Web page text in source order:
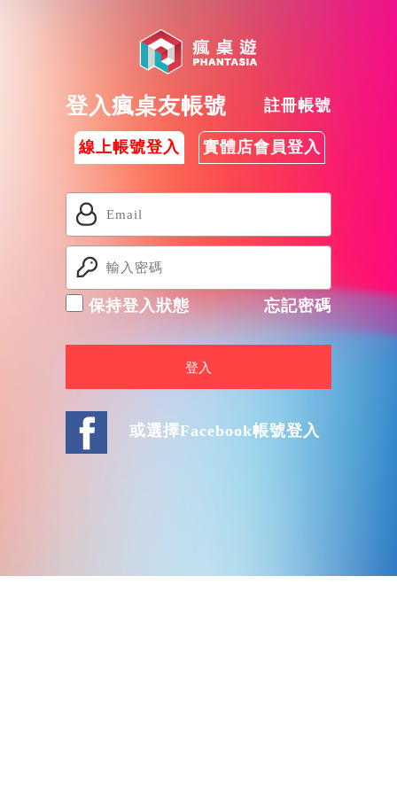
登入瘋桌友帳號 註冊帳號
線上帳號登入 實體店會員登入
保持登入狀態 忘記密碼
登入
或選擇Facebook帳號登入